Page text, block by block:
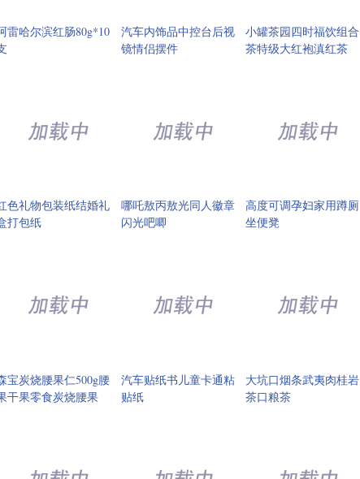
雷哈尔滨红肠80g*10
汽车内饰品中控台后视
镜情侣摆件
小罐茶园四时福饮组合
茶特级大红袍滇红茶
色礼物包装纸结婚礼
打包纸
哪吒敖丙敖光同人徽章
闪光吧唧
高度可调孕妇家用蹲厕
坐便凳
宝炭烧腰果仁500g腰
干果零食炭烧腰果
汽车贴纸书儿童卡通粘
贴纸
大坑口烟条武夷肉桂岩
茶口粮茶